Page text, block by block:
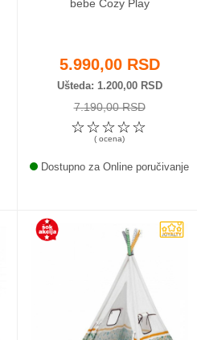
bebe Cozy Play
5.990,00 RSD
Ušteda 1.200,00 RSD
7.190,00 RSD
☆
☆
☆
☆
☆
( ocena)
Dostupno za Online poručivanje